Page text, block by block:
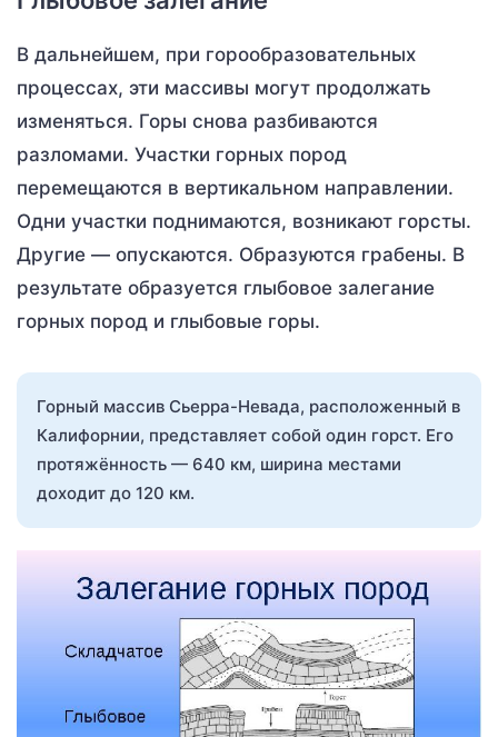
В дальнейшем, при горообразовательных
процессах, эти массивы могут продолжать
изменяться. Горы снова разбиваются
разломами. Участки горных пород
перемещаются в вертикальном направлении.
Одни участки поднимаются, возникают горсты.
Другие — опускаются. Образуются грабены. В
результате образуется глыбовое залегание
горных пород и глыбовые горы.
Горный массив Сьерра-Невада, расположенный в
Калифорнии, представляет собой один горст. Его
протяжённость — 640 км, ширина местами
доходит до 120 км.